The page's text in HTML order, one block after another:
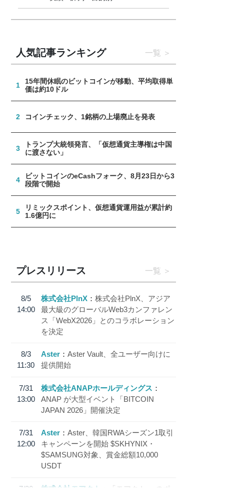
人気記事ランキング 一覧
1
15年間休眠のビットコインが移動、平均取得単
価は約10ドル
2 コインチェック、1銘柄の上場廃止を発表
3
トランプ大統領発言、「仮想通貨主導権は中国
に渡さない」
4
ビットコインのeCashフォーク、8月23日から3
段階で開始
5
リミックスポイント、仮想通貨運用益が累計約
1.6億円に
プレスリリース 一覧
8/5
14:00
株式会社PlnX
株式会社PlnX、アジア
最大級のグローバルWeb3カンファレン
ス「WebX2026」とのコラボレーション
を決定
8/3
11:30
Aster
Aster Vault、全ユーザー向けに
提供開始
7/31
13:00
株式会社ANAPホールディングス
ANAP が大型イベント「BITCOIN
JAPAN 2026」開催決定
7/31
12:00
Aster
Aster、韓国RWAシーズン1取引
キャンペーンを開始 $SKHYNIX・
$SAMSUNG対象、賞金総額10,000
USDT
7/30
株式会社モアクト
「モアクト」 のポ